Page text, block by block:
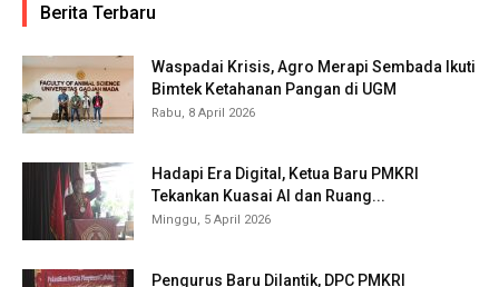
Berita Terbaru
Waspadai Krisis, Agro Merapi Sembada Ikuti
Bimtek Ketahanan Pangan di UGM
Rabu, 8 April 2026
Hadapi Era Digital, Ketua Baru PMKRI
Tekankan Kuasai AI dan Ruang...
Minggu, 5 April 2026
Pengurus Baru Dilantik, DPC PMKRI